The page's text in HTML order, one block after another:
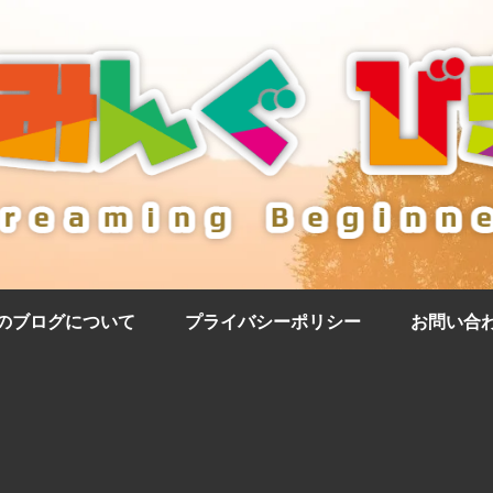
ブログについて プライバシーポリシー お問い合